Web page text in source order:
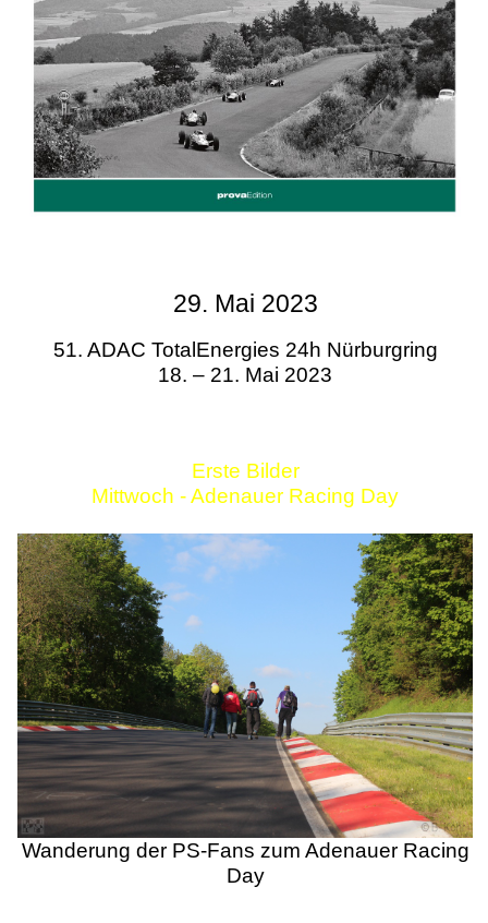
29. Mai 2023
51. ADAC TotalEnergies 24h Nürburgring
18. – 21. Mai 2023
Erste Bilder
Mittwoch - Adenauer Racing Day
Wanderung der PS-Fans zum Adenauer Racing
Day